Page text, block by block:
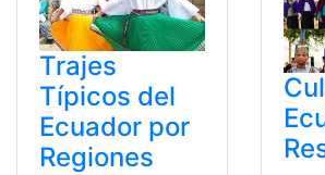
Trajes
Típicos del
Ecuador por
Regiones